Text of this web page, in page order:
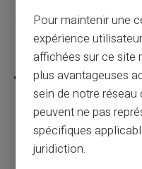
Partager cet
Jeux en ligne et
comment éviter
Pour maintenir une
expérience
affichées sur ce site
plus avantageuses
sein de notre réseau
peuvent ne pas
spécifiques
juridiction.